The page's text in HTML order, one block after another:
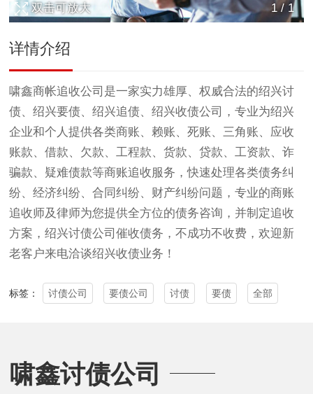
1/ 1
双击可放大
详情介绍
啸鑫商帐追收公司是一家实力雄厚、权威合法的绍兴讨
债、绍兴要债、绍兴追债、绍兴收债公司，专业为绍兴
企业和个人提供各类商账、赖账、死账、三角账、应收
账款、借款、欠款、工程款、货款、贷款、工资款、诈
骗款、疑难债款等商账追收服务，快速处理各类债务纠
纷、经济纠纷、合同纠纷、财产纠纷问题，专业的商账
追收师及律师为您提供全方位的债务咨询，并制定追收
方案，绍兴讨债公司催收债务，不成功不收费，欢迎新
老客户来电洽谈绍兴收债业务！
标签： 讨债公司 要债公司 讨债 要债 全部
啸鑫讨债公司